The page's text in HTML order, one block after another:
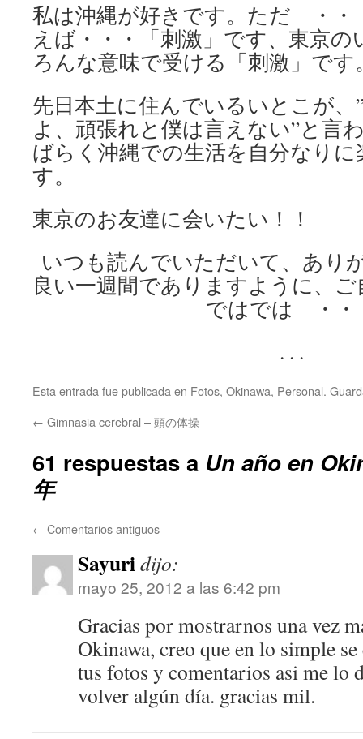
私は沖縄が好きです。ただ ・・
えば・・・「刺激」です、東京
ろんな意味で受ける「刺激」です
先日本土に住んでいるいとこが
よ、頑張れと僕は言えない”と言
ばらく沖縄での生活を自分なり
す。
東京のお友達に会いたい！！
いつも読んでいただいて、あり
良い一週間でありますように、
ではでは ・・
. . .
Esta entrada fue publicada en Fotos, Okinawa, Personal.
← Gimnasia cerebral – 頭の体操
61 respuestas a Un año en
年
← Comentarios antiguos
Sayuridijo:
mayo 25, 2012 a las 6:42 pm
Gracias por mostrarnos una vez
Okinawa, creo que en lo simple
tus fotos y comentarios asi me lo
volver algún día. gracias mil.